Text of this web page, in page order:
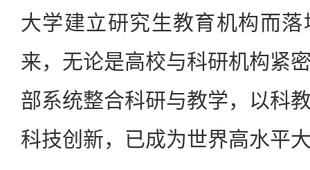
大学建立研究生教育机构而
来，无论是高校与科研机构紧
部系统整合科研与教学，以科
科技创新，已成为世界高水平